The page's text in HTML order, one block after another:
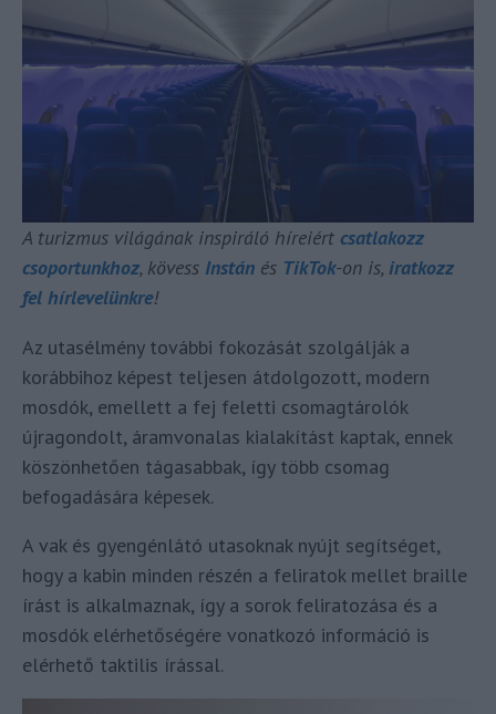
A turizmus világának inspiráló híreiért csatlakozz
csoportunkhoz, kövess Instán és TikTok-on is, iratkozz
fel hírlevelünkre!
Az utasélmény további fokozását szolgálják a
korábbihoz képest teljesen átdolgozott, modern
mosdók, emellett a fej feletti csomagtárolók
újragondolt, áramvonalas kialakítást kaptak, ennek
köszönhetően tágasabbak, így több csomag
befogadására képesek.
A vak és gyengénlátó utasoknak nyújt segítséget,
hogy a kabin minden részén a feliratok mellet braille
írást is alkalmaznak, így a sorok feliratozása és a
mosdók elérhetőségére vonatkozó információ is
elérhető taktilis írással.